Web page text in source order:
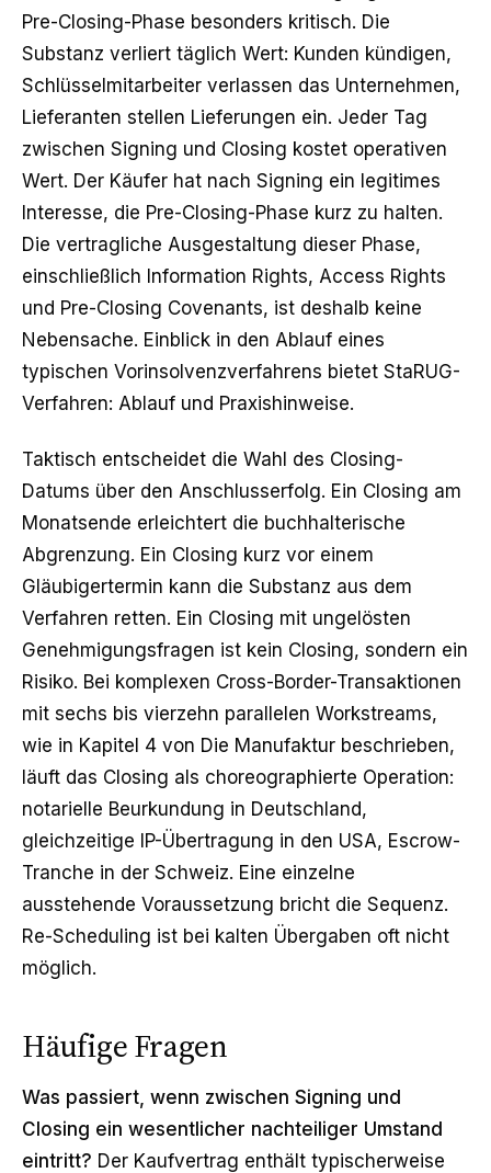
Pre-Closing-Phase besonders kritisch. Die
Substanz verliert täglich Wert: Kunden kündigen,
Schlüsselmitarbeiter verlassen das Unternehmen,
Lieferanten stellen Lieferungen ein. Jeder Tag
zwischen Signing und Closing kostet operativen
Wert. Der Käufer hat nach Signing ein legitimes
Interesse, die Pre-Closing-Phase kurz zu halten.
Die vertragliche Ausgestaltung dieser Phase,
einschließlich Information Rights, Access Rights
und Pre-Closing Covenants, ist deshalb keine
Nebensache. Einblick in den Ablauf eines
typischen Vorinsolvenzverfahrens bietet StaRUG-
Verfahren: Ablauf und Praxishinweise.
Taktisch entscheidet die Wahl des Closing-
Datums über den Anschlusserfolg. Ein Closing am
Monatsende erleichtert die buchhalterische
Abgrenzung. Ein Closing kurz vor einem
Gläubigertermin kann die Substanz aus dem
Verfahren retten. Ein Closing mit ungelösten
Genehmigungsfragen ist kein Closing, sondern ein
Risiko. Bei komplexen Cross-Border-Transaktionen
mit sechs bis vierzehn parallelen Workstreams,
wie in Kapitel 4 von Die Manufaktur beschrieben,
läuft das Closing als choreographierte Operation:
notarielle Beurkundung in Deutschland,
gleichzeitige IP-Übertragung in den USA, Escrow-
Tranche in der Schweiz. Eine einzelne
ausstehende Voraussetzung bricht die Sequenz.
Re-Scheduling ist bei kalten Übergaben oft nicht
möglich.
Häufige Fragen
Was passiert, wenn zwischen Signing und
Closing ein wesentlicher nachteiliger Umstand
eintritt? Der Kaufvertrag enthält typischerweise